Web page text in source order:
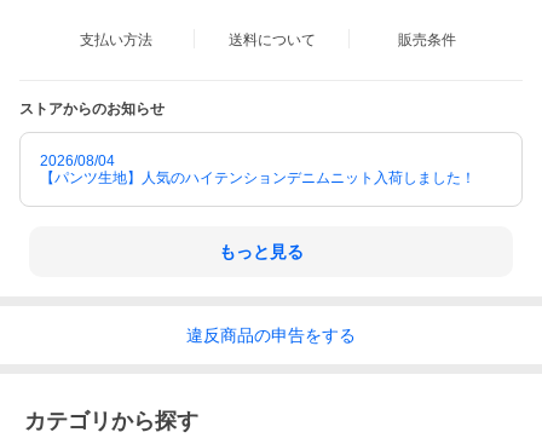
支払い方法 送料について 販売条件
ストアからのお知らせ
2026/08/04
【パンツ生地】人気のハイテンションデニムニット入荷しました！
もっと見る
違反商品の申告をする
カテゴリから探す